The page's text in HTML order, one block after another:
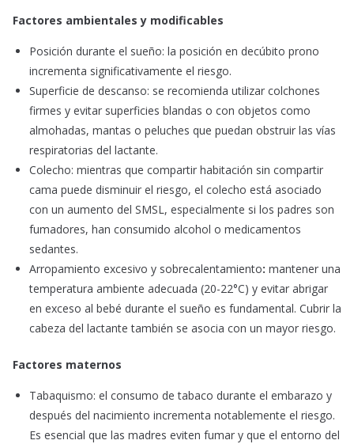
Factores ambientales y modificables
Posición durante el sueño: la posición en decúbito prono
incrementa significativamente el riesgo. ​
Superficie de descanso: se recomienda utilizar colchones
firmes y evitar superficies blandas o con objetos como
almohadas, mantas o peluches que puedan obstruir las vías
respiratorias del lactante.
Colecho: mientras que compartir habitación sin compartir
cama puede disminuir el riesgo, el colecho está asociado
con un aumento del SMSL, especialmente si los padres son
fumadores, han consumido alcohol o medicamentos
sedantes. ​
Arropamiento excesivo y sobrecalentamiento: mantener una
temperatura ambiente adecuada (20-22°C) y evitar abrigar
en exceso al bebé durante el sueño es fundamental. Cubrir la
cabeza del lactante también se asocia con un mayor riesgo.
Factores maternos
Tabaquismo: el consumo de tabaco durante el embarazo y
después del nacimiento incrementa notablemente el riesgo.
Es esencial que las madres eviten fumar y que el entorno del